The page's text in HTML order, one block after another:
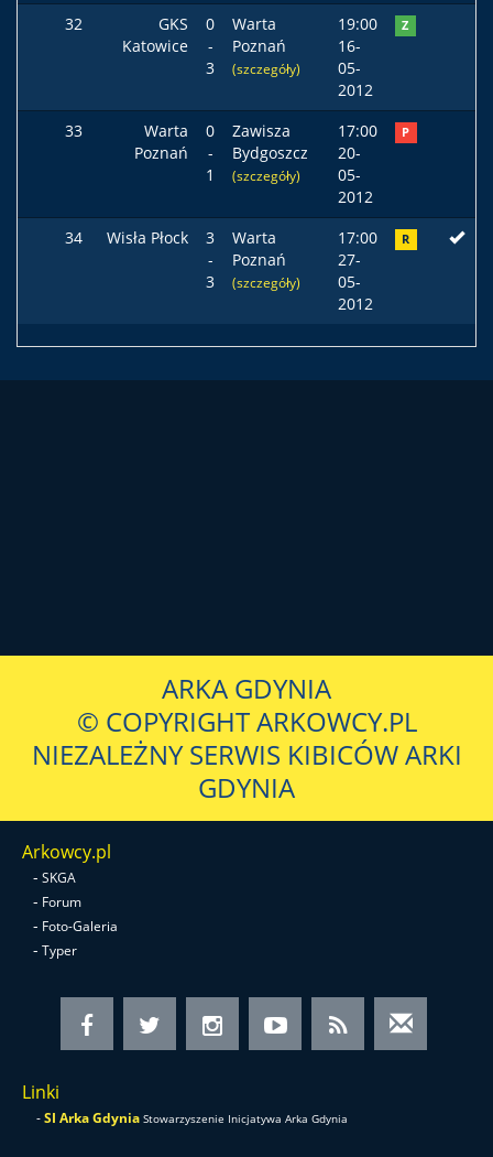
32
GKS
Katowice
0
-
3
Warta
Poznań
(szczegóły)
19:00
16-
05-
2012
Z
33
Warta
Poznań
0
-
1
Zawisza
Bydgoszcz
(szczegóły)
17:00
20-
05-
2012
P
34 Wisła Płock
3
-
3
Warta
Poznań
(szczegóły)
17:00
27-
05-
2012
R
ARKA GDYNIA
© COPYRIGHT ARKOWCY.PL
NIEZALEŻNY SERWIS KIBICÓW ARKI
GDYNIA
Arkowcy.pl
- SKGA
- Forum
- Foto-Galeria
- Typer
Linki
-SI Arka Gdynia Stowarzyszenie Inicjatywa Arka Gdynia